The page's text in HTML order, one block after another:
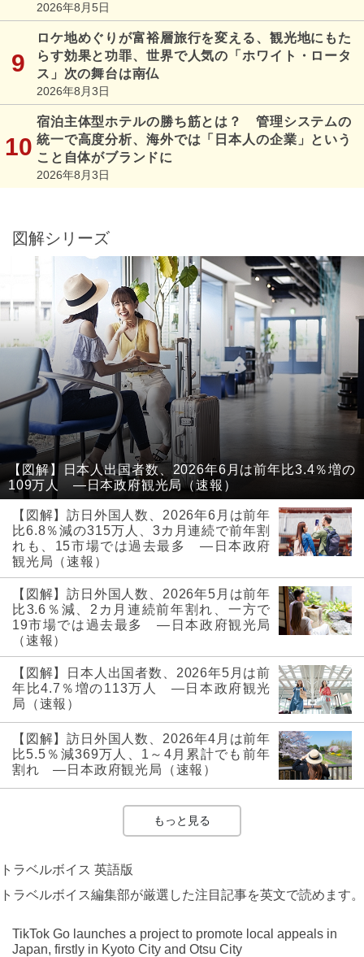
2026年8月5日
ロケ地めぐりが富裕層旅行を変える、観光地にもた
らす効果と功罪、世界で人気の「ホワイト・ロータ
ス」次の舞台は南仏
2026年8月3日
宿泊主体型ホテルの勝ち筋とは？ 管理システムの
統一で高度分析、海外では「日本人の企業」という
こと自体がブランドに
2026年8月3日
図解シリーズ
【図解】日本人出国者数、2026年6月は前年比3.4％増の
109万人 ―日本政府観光局（速報）
【図解】訪日外国人数、2026年6月は前年
比6.8％減の315万人、3カ月連続で前年割
れも、15市場では過去最多 ―日本政府
観光局（速報）
【図解】訪日外国人数、2026年5月は前年
比3.6％減、2カ月連続前年割れ、一方で
19市場では過去最多 ―日本政府観光局
（速報）
【図解】日本人出国者数、2026年5月は前
年比4.7％増の113万人 ―日本政府観光
局（速報）
【図解】訪日外国人数、2026年4月は前年
比5.5％減369万人、1～4月累計でも前年
割れ ―日本政府観光局（速報）
もっと見る
トラベルボイス 英語版
トラベルボイス編集部が厳選した注目記事を英文で読めます。
TikTok Go launches a project to promote local appeals in
Japan, firstly in Kyoto City and Otsu City